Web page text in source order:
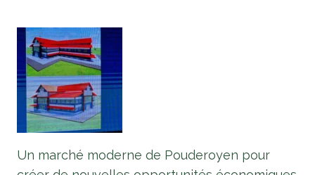
Un marché moderne de Pouderoyen pour